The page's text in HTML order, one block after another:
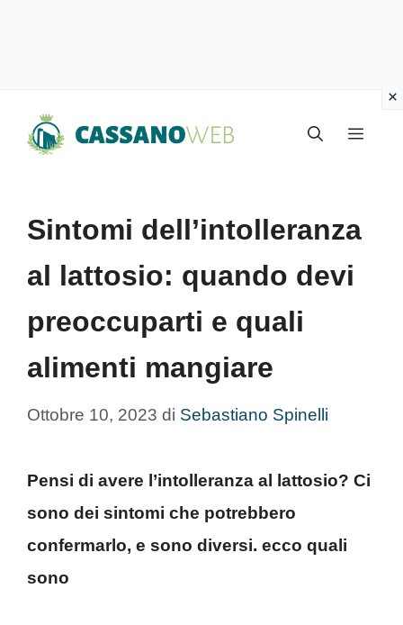
Menu
Sintomi dell’intolleranza
al lattosio: quando devi
preoccuparti e quali
alimenti mangiare
Ottobre 10, 2023 di Sebastiano Spinelli
Pensi di avere l’intolleranza al lattosio? Ci
sono dei sintomi che potrebbero
confermarlo, e sono diversi. ecco quali
sono